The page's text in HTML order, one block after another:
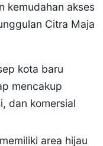
kemudahan akses
Citra Maja
kota baru
mencakup
dan komersial
area hijau